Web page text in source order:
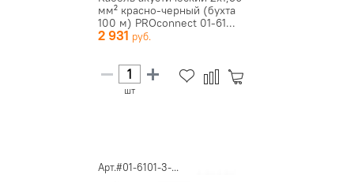
мм² красно-черный (бухта
100 м) PROconnect 01-61...
2 931
шт
Арт.#01-6101-3-...